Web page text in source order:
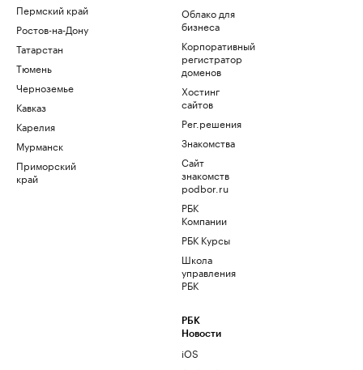
Пермский край
Ростов-на-Дону
Татарстан
Тюмень
Черноземье
Кавказ
Карелия
Мурманск
Приморский
край
Облако для
бизнеса
Корпоративный
регистратор
доменов
Хостинг
сайтов
Рег.решения
Знакомства
Сайт
знакомств
podbor.ru
РБК
Компании
РБК Курсы
Школа
управления
РБК
РБК
Новости
iOS